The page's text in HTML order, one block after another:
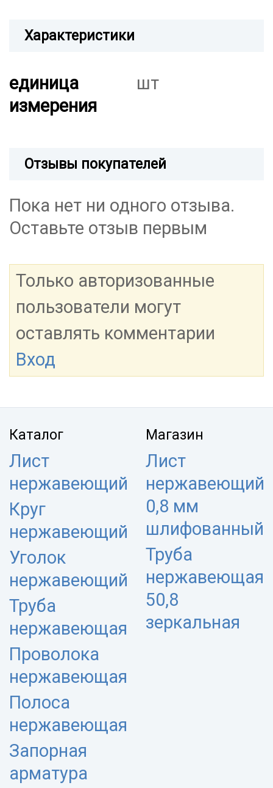
Характеристики
единица
измерения
шт
Отзывы покупателей
Пока нет ни одного отзыва.
Оставьте отзыв первым
Только авторизованные
пользователи могут
оставлять комментарии
Вход
Каталог
Лист
нержавеющий
Круг
нержавеющий
Уголок
нержавеющий
Труба
нержавеющая
Проволока
нержавеющая
Полоса
нержавеющая
Запорная
арматура
Магазин
Лист
нержавеющий
0,8 мм
шлифованный
Труба
нержавеющая
50,8
зеркальная